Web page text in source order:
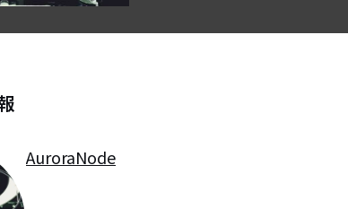
AuroraNode